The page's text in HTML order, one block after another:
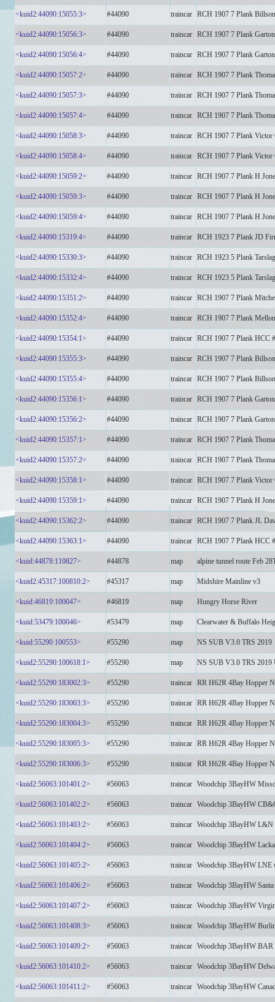
<kuid2:44090:15055:3> #44090 traincar RCH 1907 7 Plank
<kuid2:44090:15056:3> #44090 traincar RCH 1907 7 Plank
<kuid2:44090:15056:4> #44090 traincar RCH 1907 7 Plank
<kuid2:44090:15057:2> #44090 traincar RCH 1907 7 Plank
<kuid2:44090:15057:3> #44090 traincar RCH 1907 7 Plank
<kuid2:44090:15057:4> #44090 traincar RCH 1907 7 Plank
<kuid2:44090:15058:3> #44090 traincar RCH 1907 7 Plank Victor
<kuid2:44090:15058:4> #44090 traincar RCH 1907 7 Plank Victor
<kuid2:44090:15059:2> #44090 traincar RCH 1907 7 Plank H
<kuid2:44090:15059:3> #44090 traincar RCH 1907 7 Plank H
<kuid2:44090:15059:4> #44090 traincar RCH 1907 7 Plank H
<kuid2:44090:15319:4> #44090 traincar RCH 1923 7 Plank JD
<kuid2:44090:15330:3> #44090 traincar RCH 1923 5 Plank
<kuid2:44090:15332:4> #44090 traincar RCH 1923 5 Plank
<kuid2:44090:15351:2> #44090 traincar RCH 1907 7 Plank
<kuid2:44090:15352:4> #44090 traincar RCH 1907 7 Plank
<kuid2:44090:15354:1> #44090 traincar RCH 1907 7 Plank HCC
<kuid2:44090:15355:3> #44090 traincar RCH 1907 7 Plank
<kuid2:44090:15355:4> #44090 traincar RCH 1907 7 Plank
<kuid2:44090:15356:1> #44090 traincar RCH 1907 7 Plank
<kuid2:44090:15356:2> #44090 traincar RCH 1907 7 Plank
<kuid2:44090:15357:1> #44090 traincar RCH 1907 7 Plank
<kuid2:44090:15357:2> #44090 traincar RCH 1907 7 Plank
<kuid2:44090:15358:1> #44090 traincar RCH 1907 7 Plank Victor
<kuid2:44090:15359:1> #44090 traincar RCH 1907 7 Plank H
<kuid2:44090:15362:2> #44090 traincar RCH 1907 7 Plank JL
<kuid2:44090:15363:1> #44090 traincar RCH 1907 7 Plank HCC
<kuid:44878:110827> #44878 map alpine tunnel route Feb
<kuid2:45317:100810:2> #45317 map Midshire Mainline v3
<kuid:46819:100047> #46819 map Hungry Horse River
<kuid:53479:100046> #53479 map Clearwater & Buffalo
<kuid:55290:100553> #55290 map NS SUB V3.0 TRS 2019
<kuid2:55290:100618:1> #55290 map NS SUB V3.0 TRS 2019
<kuid2:55290:183002:3> #55290 traincar RR H62R 4Bay Hopper
<kuid2:55290:183003:3> #55290 traincar RR H62R 4Bay Hopper
<kuid2:55290:183004:3> #55290 traincar RR H62R 4Bay Hopper
<kuid2:55290:183005:3> #55290 traincar RR H62R 4Bay Hopper
<kuid2:55290:183006:3> #55290 traincar RR H62R 4Bay Hopper
<kuid2:56063:101401:2> #56063 traincar Woodchip 3BayHW
<kuid2:56063:101402:2> #56063 traincar Woodchip 3BayHW
<kuid2:56063:101403:2> #56063 traincar Woodchip 3BayHW L&N
<kuid2:56063:101404:2> #56063 traincar Woodchip 3BayHW
<kuid2:56063:101405:2> #56063 traincar Woodchip 3BayHW LNE
<kuid2:56063:101406:2> #56063 traincar Woodchip 3BayHW Santa
<kuid2:56063:101407:2> #56063 traincar Woodchip 3BayHW
<kuid2:56063:101408:3> #56063 traincar Woodchip 3BayHW
<kuid2:56063:101409:2> #56063 traincar Woodchip 3BayHW BAR
<kuid2:56063:101410:2> #56063 traincar Woodchip 3BayHW
<kuid2:56063:101411:2> #56063 traincar Woodchip 3BayHW